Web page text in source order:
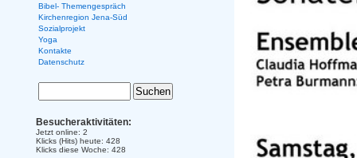
Bibel- Themengespräch
Kirchenregion Jena-Süd
Sozialprojekt
Yoga
Kontakte
Datenschutz
Besucheraktivitäten:
Jetzt online: 2
Klicks (Hits) heute: 428
Klicks diese Woche: 428